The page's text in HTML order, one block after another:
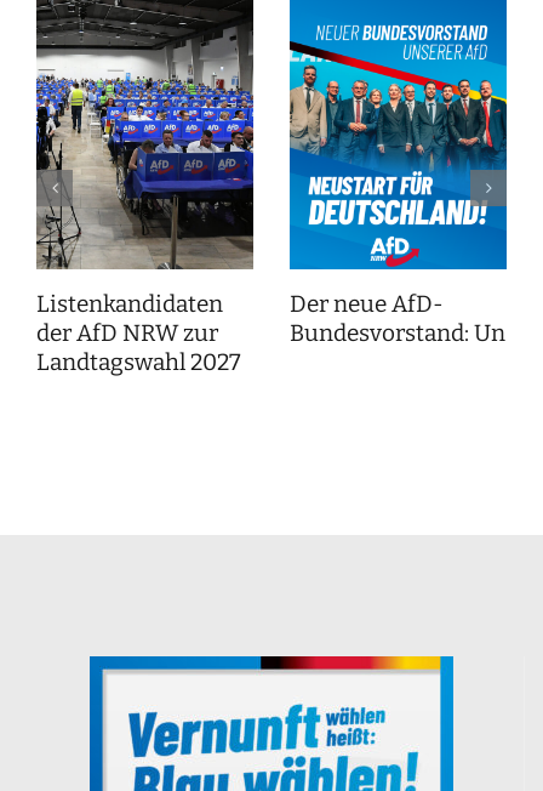
Listenkandidaten
der AfD NRW zur
Landtagswahl 2027
Der neue AfD-
Bundesvorstand: